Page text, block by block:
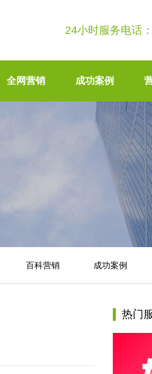
24小时服务电话：
全网营销 成功案例
百科营销 成功案例
热门